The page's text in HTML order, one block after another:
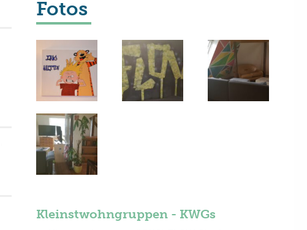
Fotos
Kleinstwohngruppen - KWGs